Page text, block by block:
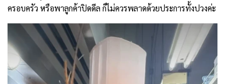
ครอบครัว หรือพาลูกค้าปิดดีล ก็ไม่ควรพลาดด้วยประการทั้งปวงค่ะ